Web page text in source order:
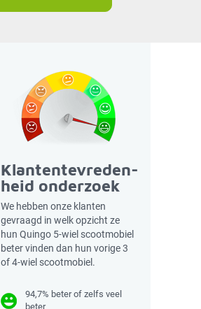
Klantentevreden-
heid onderzoek
We hebben onze klanten
gevraagd in welk opzicht ze
hun Quingo 5-wiel scootmobiel
beter vinden dan hun vorige 3
of 4-wiel scootmobiel.
94,7% beter of zelfs veel
beter